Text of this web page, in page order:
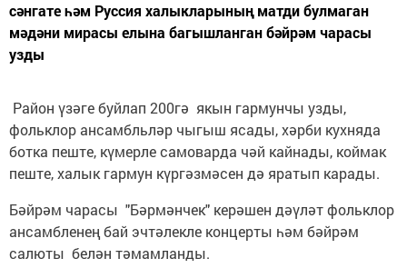
сәнгате һәм Руссия халыкларының матди булмаган
мәдәни мирасы елына багышланган бәйрәм чарасы
узды
Район үзәге буйлап 200гә якын гармунчы узды,
фольклор ансамбльләр чыгыш ясады, хәрби кухняда
ботка пеште, күмерле самоварда чәй кайнады, коймак
пеште, халык гармун күргәзмәсен дә яратып карады.
Бәйрәм чарасы "Бәрмәнчек" керәшен дәүләт фольклор
ансамбленең бай эчтәлекле концерты һәм бәйрәм
салюты белән тәмамланды.